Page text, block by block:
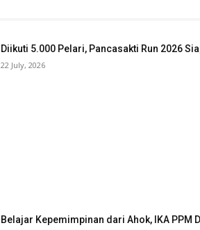
Diikuti 5.000 Pelari, Pancasakti Run 2026
22 July, 2026
Belajar Kepemimpinan dari Ahok, IKA